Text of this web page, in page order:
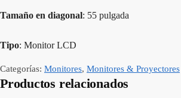
Tamaño en diagonal: 55 pulgada
Tipo: Monitor LCD
Categorías: Monitores, Monitores & Proyectores
Productos relacionados